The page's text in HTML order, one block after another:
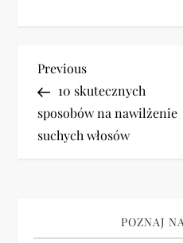
N
a
w
Previous
Post
Previous
10 skutecznych
sposobów na nawilżenie
suchych włosów
POZNAJ